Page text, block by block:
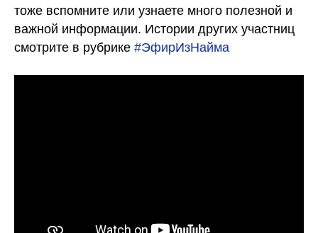
тоже вспомните или узнаете много полезной и
важной информации. Истории других участниц
смотрите в рубрике #ЭфирИзНайма